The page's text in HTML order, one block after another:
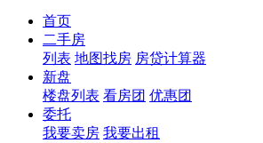
首页
二手房
列表 地图找房 房贷计算器
新盘
楼盘列表 看房团 优惠团
委托
我要卖房 我要出租